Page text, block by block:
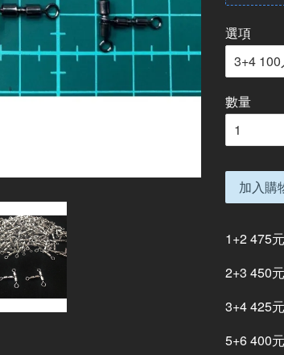
選項
數量
加入購
1+2 475元
2+3 450元
3+4 425元
5+6 400元